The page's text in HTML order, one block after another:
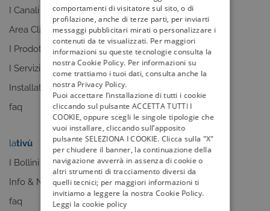
I Canali
Area Clienti
I Prodotti
I Servizi
Installatori
faq
I programmi
I canali
La Guida +
faq
lativù
I Bollini
Info & News
faq
mytivù
comportamenti di visitatore sul sito, o di
profilazione, anche di terze parti, per inviarti
messaggi pubblicitari mirati o personalizzare i
contenuti da te visualizzati. Per maggiori
informazioni su queste tecnologie consulta la
nostra Cookie Policy. Per informazioni su
come trattiamo i tuoi dati, consulta anche la
nostra Privacy Policy.
Puoi accettare l’installazione di tutti i cookie
cliccando sul pulsante ACCETTA TUTTI I
COOKIE, oppure scegli le singole tipologie che
vuoi installare, cliccando sull’apposito
pulsante SELEZIONA I COOKIE. Clicca sulla "X"
per chiudere il banner, la continuazione della
navigazione avverrà in assenza di cookie o
altri strumenti di tracciamento diversi da
quelli tecnici; per maggiori informazioni ti
invitiamo a leggere la nostra Cookie Policy.
Leggi la cookie policy